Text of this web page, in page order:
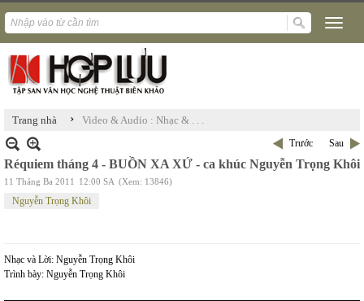
Trang nhà › Video & Audio : Nhạc & . . .
Trước Sau
Réquiem tháng 4 - BUỒN XA XỨ - ca khúc Nguyễn Trọng Khôi
11 Tháng Ba 2011 12:00 SA (Xem: 13846)
Nguyễn Trọng Khôi
Nhạc và Lời: Nguyễn Trọng Khôi
Trình bày: Nguyễn Trọng Khôi